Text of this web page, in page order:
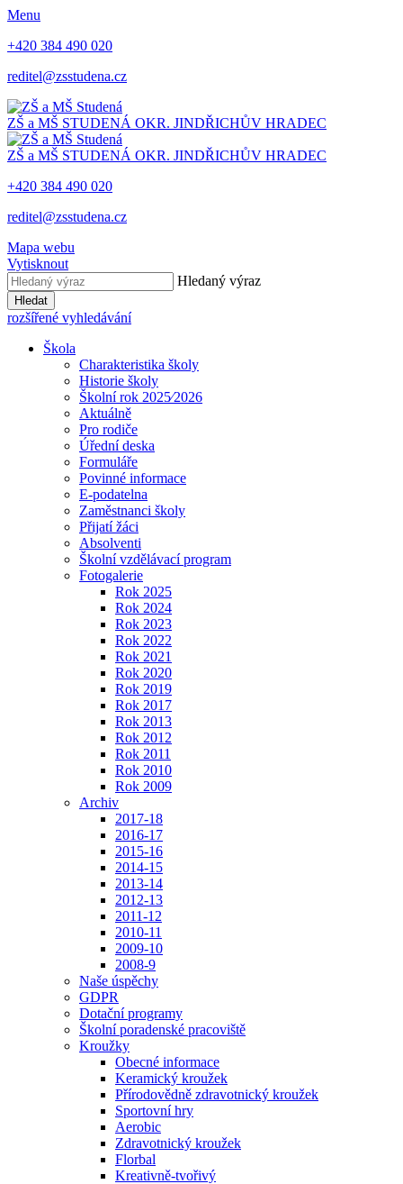
Menu
+420 384 490 020
reditel@zsstudena.cz
ZŠ a MŠ STUDENÁ OKR. JINDŘICHŮV HRADEC
ZŠ a MŠ STUDENÁ OKR. JINDŘICHŮV HRADEC
+420 384 490 020
reditel@zsstudena.cz
Mapa webu
Vytisknout
Hledaný výraz
Hledat
rozšířené vyhledávání
Škola
Charakteristika školy
Historie školy
Školní rok 2025⁄2026
Aktuálně
Pro rodiče
Úřední deska
Formuláře
Povinné informace
E-podatelna
Zaměstnanci školy
Přijatí žáci
Absolventi
Školní vzdělávací program
Fotogalerie
Rok 2025
Rok 2024
Rok 2023
Rok 2022
Rok 2021
Rok 2020
Rok 2019
Rok 2017
Rok 2013
Rok 2012
Rok 2011
Rok 2010
Rok 2009
Archiv
2017-18
2016-17
2015-16
2014-15
2013-14
2012-13
2011-12
2010-11
2009-10
2008-9
Naše úspěchy
GDPR
Dotační programy
Školní poradenské pracoviště
Kroužky
Obecné informace
Keramický kroužek
Přírodovědně zdravotnický kroužek
Sportovní hry
Aerobic
Zdravotnický kroužek
Florbal
Kreativně-tvořivý